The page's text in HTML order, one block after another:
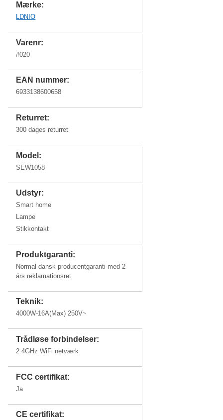
Mærke:
LDNIO
Varenr:
#020
EAN nummer:
6933138600658
Returret:
300 dages returret
Model:
SEW1058
Udstyr:
Smart home
Lampe
Stikkontakt
Produktgaranti:
Normal dansk producentgaranti med 2
års reklamationsret
Teknik:
4000W-16A(Max) 250V~
Trådløse forbindelser:
2.4GHz WiFi netværk
FCC certifikat:
Ja
CE certifikat: